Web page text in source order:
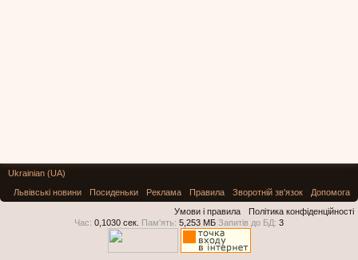
Ukrainian (UA)
Львівські новини
Посиденьки Реклама Правила Зворотній зв'язок
Допомога
Умови і правила
Політика конфіденційності
Час: 0,1030 сек. Пам'ять: 5,253 МБ Запитів до БД: 3